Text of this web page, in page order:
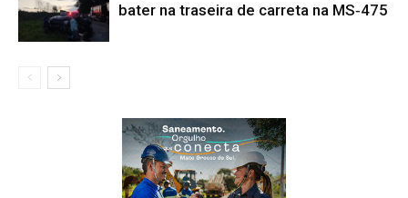
bater na traseira de carreta na MS‑475